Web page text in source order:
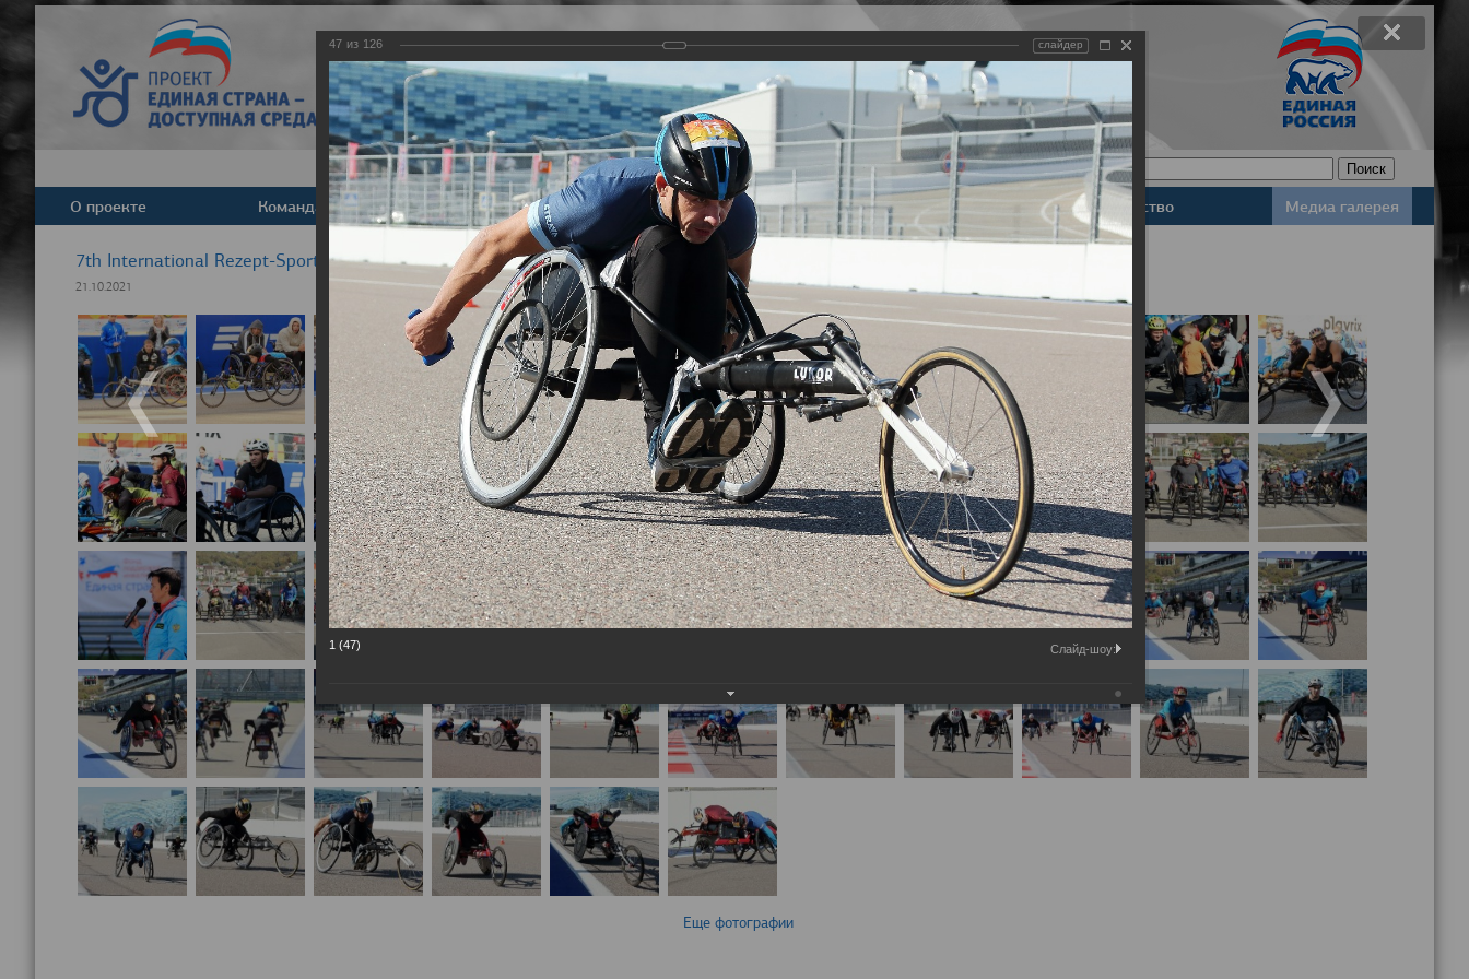
Задать вопрос
Версия для слабовидящих
О проекте Команда Новости Деятельность Базы данных Законодательство Медиа галерея
7th International Rezept-Sport Wheelchair Half Marathon
21.10.2021
Еще фотографии
47 из 126 слайдер
1 (47) Слайд-шоу: